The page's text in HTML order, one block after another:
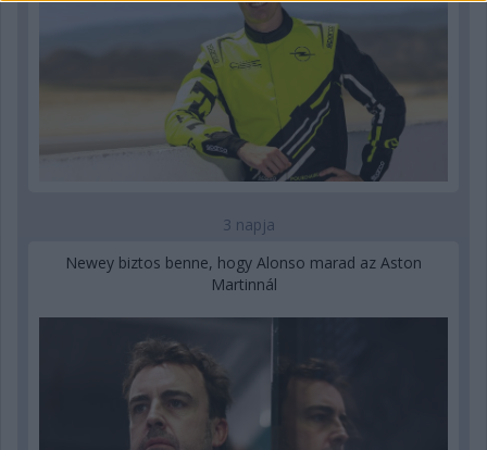
3 napja
Newey biztos benne, hogy Alonso marad az Aston
Martinnál